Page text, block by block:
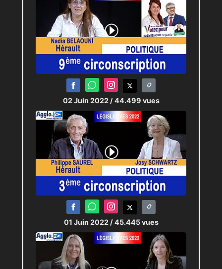
02 Juin 2022 / 44.499 vues
01 Juin 2022 / 45.445 vues